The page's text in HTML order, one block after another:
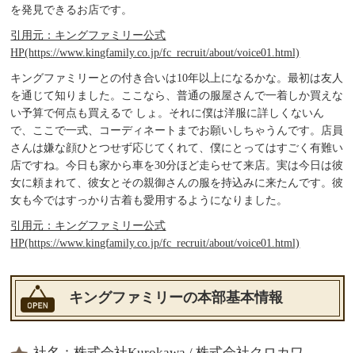
を発見できるお店です。
引用元：キングファミリー公式
HP(https://www.kingfamily.co.jp/fc_recruit/about/voice01.html)
キングファミリーとの付き合いは10年以上になるかな。最初は友人
を通じて知りました。ここなら、普通の服屋さんで一着しか買えな
い予算で何点も買えるで しょ。それに僕は洋服に詳しくないん
で、ここで一式、コーディネートまでお願いしちゃうんです。店員
さんは嫌な顔ひとつせず応じてくれて、僕にとってはすごく有難い
店ですね。今日も家から車を30分ほど走らせて来店。実は今日は彼
女に頼まれて、彼女とその親御さんの服を持込みに来たんです。彼
女も今ではすっかり古着も愛用するようになりました。
引用元：キングファミリー公式
HP(https://www.kingfamily.co.jp/fc_recruit/about/voice01.html)
キングファミリーの本部基本情報